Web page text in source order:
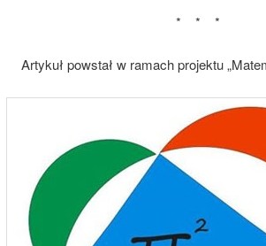
* * *
Artykuł powstał w ramach projektu